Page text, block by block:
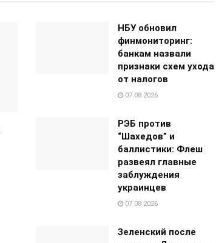
НБУ обновил
финмониторинг:
банкам назвали
признаки схем ухода
от налогов
07.08.2026
РЭБ против
“Шахедов” и
баллистики: Флеш
развеял главные
заблуждения
украинцев
07.08.2026
Зеленский после